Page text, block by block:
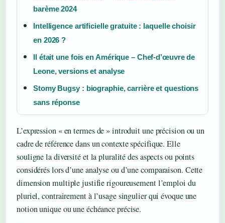
barème 2024
Intelligence artificielle gratuite : laquelle choisir
en 2026 ?
Il était une fois en Amérique – Chef-d’œuvre de
Leone, versions et analyse
Stomy Bugsy : biographie, carrière et questions
sans réponse
L’expression « en termes de » introduit une précision ou un
cadre de référence dans un contexte spécifique. Elle
souligne la diversité et la pluralité des aspects ou points
considérés lors d’une analyse ou d’une comparaison. Cette
dimension multiple justifie rigoureusement l’emploi du
pluriel, contrairement à l’usage singulier qui évoque une
notion unique ou une échéance précise.